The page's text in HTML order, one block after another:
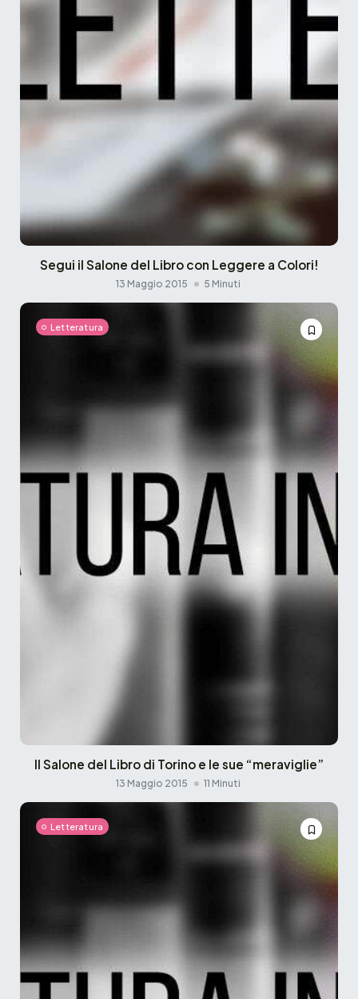
Segui il Salone del Libro con Leggere a Colori!
13 Maggio 2015 5 Minuti
Letteratura
Il Salone del Libro di Torino e le sue “meraviglie”
13 Maggio 2015 11 Minuti
Letteratura